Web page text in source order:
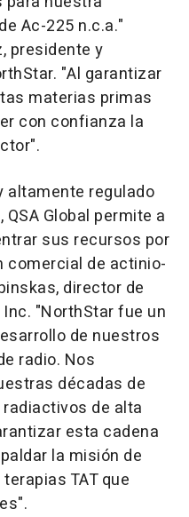
Ac-225 n.c.a."
presidente y
"Al garantizar
materias primas
con confianza la
altamente regulado
Global permite a
sus recursos por
comercial de actinio-
director de
Inc. "NorthStar fue un
de nuestros
radio. Nos
décadas de
de alta
esta cadena
la misión de
TAT que